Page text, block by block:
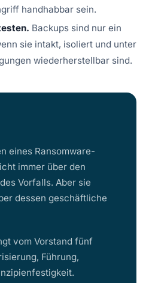
handhabbar sein.
Backups sind nur ein
sie intakt, isoliert und unter
wiederherstellbar sind.
eines Ransomware-
immer über den
Vorfalls. Aber sie
dessen geschäftliche
vom Vorstand fünf
Führung,